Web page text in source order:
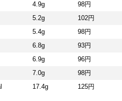
4.9g
98円
5.2g
102円
5.4g
98円
6.8g
93円
6.9g
96円
7.0g
98円
17.4g 125円